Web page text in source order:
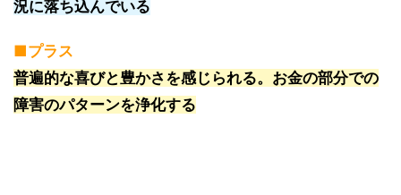
況に落ち込んでいる
■プラス
普遍的な喜びと豊かさを感じられる。お金の部分での
障害のパターンを浄化する